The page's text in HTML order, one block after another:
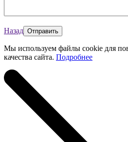
Назад
Мы используем файлы cookie для
качества сайта. Подробнее